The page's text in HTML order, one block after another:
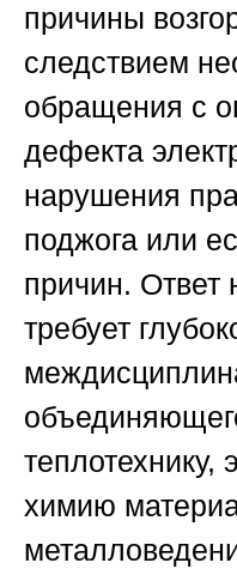
причины
следствием
обращения с
дефекта
нарушения
поджога или
причин. Ответ
требует
теплотехнику,
химию